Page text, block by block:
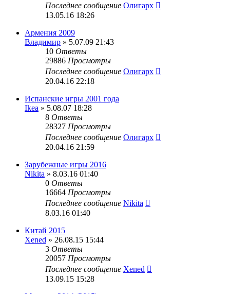
Последнее сообщение Олигарх
13.05.16 18:26
Армения 2009
Владимир » 5.07.09 21:43
10 Ответы
29886 Просмотры
Последнее сообщение Олигарх
20.04.16 22:18
Испанские игры 2001 года
Ikea » 5.08.07 18:28
8 Ответы
28327 Просмотры
Последнее сообщение Олигарх
20.04.16 21:59
Зарубежные игры 2016
Nikita » 8.03.16 01:40
0 Ответы
16664 Просмотры
Последнее сообщение Nikita
8.03.16 01:40
Китай 2015
Xened » 26.08.15 15:44
3 Ответы
20057 Просмотры
Последнее сообщение Xened
13.09.15 15:28